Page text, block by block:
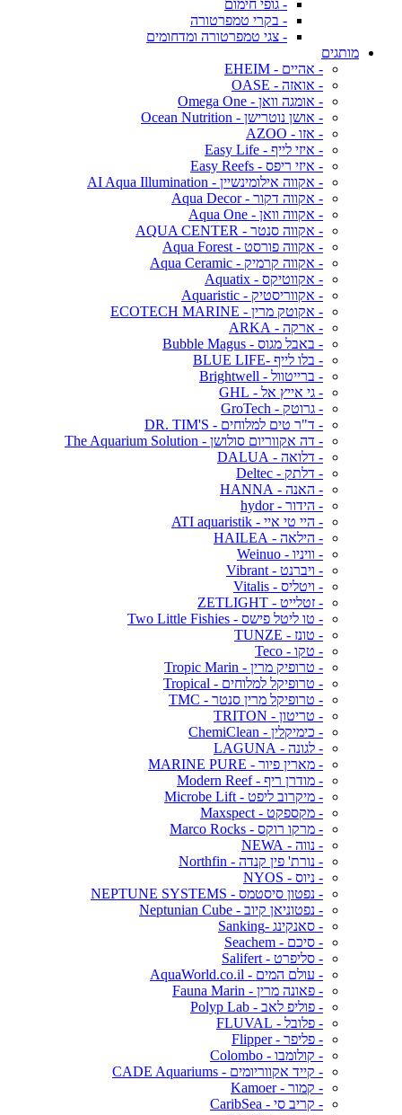
- גופי חימום
- בקרי טמפרטורה
- צגי טמפרטורה ומדחומים
מותגים
- אהיים - EHEIM
- אואזה - OASE
- אומגה וואן - Omega One
- אושן נוטרישן - Ocean Nutrition
- אזו - AZOO
- איזי לייף - Easy Life
- איזי ריפס - Easy Reefs
- אקווה אילומינשיין - AI Aqua Illumination
- אקווה דקור - Aqua Decor
- אקווה וואן - Aqua One
- אקווה סנטר - AQUA CENTER
- אקווה פורסט - Aqua Forest
- אקווה קרמיק - Aqua Ceramic
- אקווטיקס - Aquatix
- אקווריסטיק - Aquaristic
- אקוטק מרין - ECOTECH MARINE
- ארקה - ARKA
- באבל מגוס - Bubble Magus
- בלו לייף -BLUE LIFE
- ברייטוול - Brightwell
- גי אייץ אל - GHL
- גרוטק - GroTech
- ד"ר טים למלוחים - DR. TIM'S
- דה אקווריום סולושן - The Aquarium Solution
- דלואה - DALUA
- דלתק - Deltec
- האנה - HANNA
- הידור - hydor
- היי טי איי - ATI aquaristik
- הילאה - HAILEA
- וויניו - Weinuo
- ויברנט - Vibrant
- ויטליס - Vitalis
- זטלייט - ZETLIGHT
- טו ליטל פישס - Two Little Fishies
- טונז - TUNZE
- טקו - Teco
- טרופיק מרין - Tropic Marin
- טרופיקל למלוחים - Tropical
- טרופיקל מרין סנטר - TMC
- טריטון - TRITON
- כימיקלין - ChemiClean
- לגונה - LAGUNA
- מארין פיור - MARINE PURE
- מודרן ריף - Modern Reef
- מיקרוב ליפט - Microbe Lift
- מקספקט - Maxspect
- מרקו רוקס - Marco Rocks
- נווה - NEWA
- נורת' פין קנדה - Northfin
- ניוס - NYOS
- נפטון סיסטמס - NEPTUNE SYSTEMS
- נפטוניאן קיוב - Neptunian Cube
- סאנקינג -Sanking
- סיכם - Seachem
- סליפרט - Salifert
- עולם המים - AquaWorld.co.il
- פאונה מרין - Fauna Marin
- פוליפ לאב - Polyp Lab
- פלובל - FLUVAL
- פליפר - Flipper
- קולומבו - Colombo
- קייד אקווריומים - CADE Aquariums
- קמור - Kamoer
- קריב סי - CaribSea